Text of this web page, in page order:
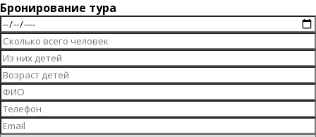
Бронирование тура